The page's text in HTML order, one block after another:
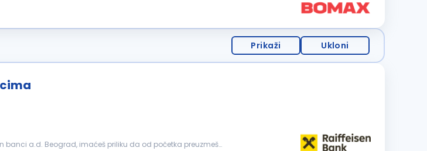
Prikaži Ukloni
banci a.d. Beograd, imaćeš priliku da od početka preuzmeš